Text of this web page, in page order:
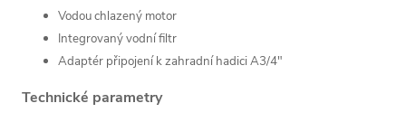
Vodou chlazený motor
Integrovaný vodní filtr
Adaptér připojení k zahradní hadici A3/4"
Technické parametry